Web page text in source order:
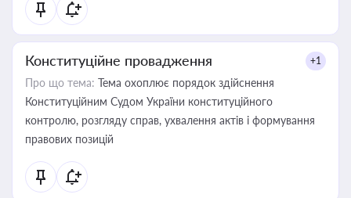
Конституційне провадження +1
Про що тема: Тема охоплює порядок здійснення
Конституційним Судом України конституційного
контролю, розгляду справ, ухвалення актів і формування
правових позицій